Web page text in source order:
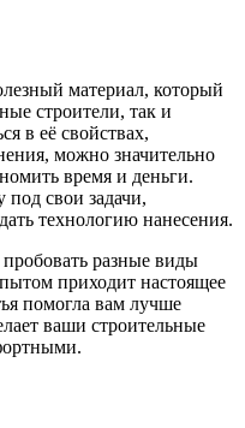
материал, который
строители, так и
в её свойствах,
можно значительно
время и деньги.
под свои задачи,
технологию нанесения.
разные виды
приходит настоящее
помогла вам лучше
ваши строительные